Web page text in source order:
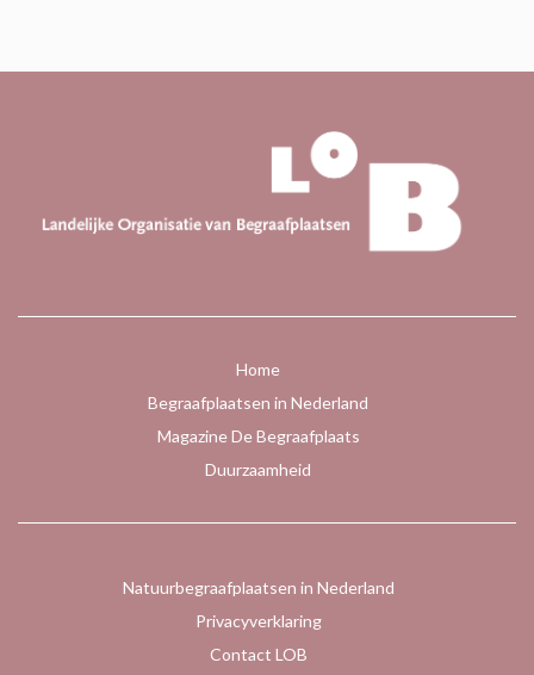
Home
Begraafplaatsen in Nederland
Magazine De Begraafplaats
Duurzaamheid
Natuurbegraafplaatsen in Nederland
Privacyverklaring
Contact LOB